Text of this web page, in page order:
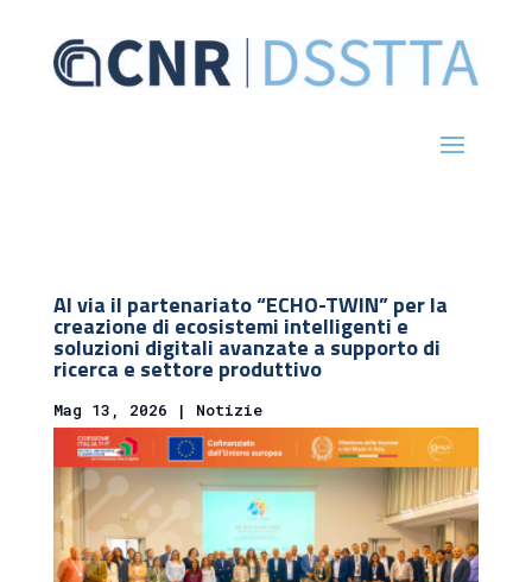
Al via il partenariato “ECHO-TWIN” per la
creazione di ecosistemi intelligenti e
soluzioni digitali avanzate a supporto di
ricerca e settore produttivo
Mag 13, 2026 | Notizie